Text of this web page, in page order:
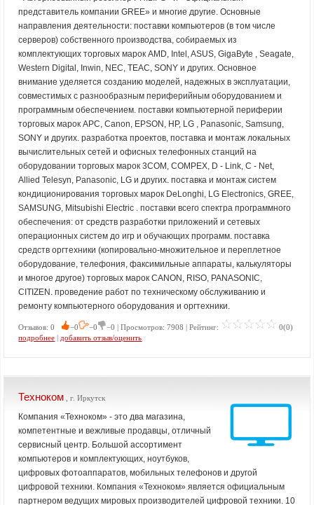
представитель компании GREE» и многие другие. Основные
направления деятельности: поставки компьютеров (в том числе
серверов) собственного производства, собираемых из
комплектующих торговых марок AMD, Intel, ASUS, GigaByte , Seagate,
Western Digital, Inwin, NEC, TEAC, SONY и других. Основное
внимание уделяется созданию моделей, надежных в эксплуатации,
совместимых с разнообразным периферийным оборудованием и
программным обеспечением. поставки компьютерной периферии
торговых марок APC, Canon, EPSON, HP, LG , Panasonic, Samsung,
SONY и других. разработка проектов, поставка и монтаж локальных
вычислительных сетей и офисных телефонных станций на
оборудовании торговых марок 3COM, COMPEX, D - Link, C - Net,
Allied Telesyn, Panasonic, LG и других. поставка и монтаж систем
кондиционирования торговых марок DeLonghi, LG Electronics, GREE,
SAMSUNG, Mitsubishi Electric . поставки всего спектра программного
обеспечения: от средств разработки приложений и сетевых
операционных систем до игр и обучающих программ. поставка
средств оргтехники (копировально-множительное и переплетное
оборудование, телефония, факсимильные аппараты, калькуляторы
и многое другое) торговых марок CANON, RISO, PANASONIC,
CITIZEN. проведение работ по техническому обслуживанию и
ремонту компьютерного оборудования и оргтехники.
Отзывов: 0 −0 −0 −0 | Просмотров: 7908 | Рейтинг:
0(0)
подробнее | добавить отзыв/оценить
Техноком , г. Иркутск
Компания «Техноком» - это два магазина,
компетентные и вежливые продавцы, отличный
сервисный центр. Большой ассортимент
компьютеров и комплектующих, ноутбуков,
цифровых фотоаппаратов, мобильных телефонов и другой
цифровой техники. Компания «Техноком» является официальным
партнером ведущих мировых производителей цифровой техники. 10